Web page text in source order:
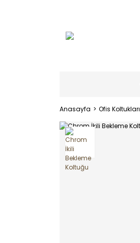
Anasayfa Ofis Koltukları